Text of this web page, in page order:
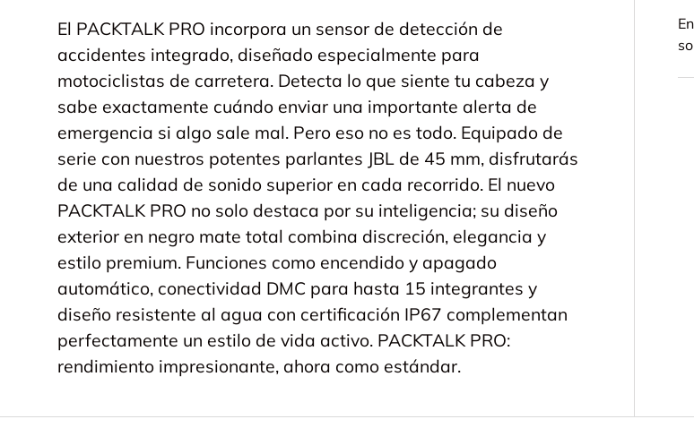
El PACKTALK PRO incorpora un sensor de detección de
accidentes integrado, diseñado especialmente para
motociclistas de carretera. Detecta lo que siente tu cabeza y
sabe exactamente cuándo enviar una importante alerta de
emergencia si algo sale mal. Pero eso no es todo. Equipado de
serie con nuestros potentes parlantes JBL de 45 mm, disfrutarás
de una calidad de sonido superior en cada recorrido. El nuevo
PACKTALK PRO no solo destaca por su inteligencia; su diseño
exterior en negro mate total combina discreción, elegancia y
estilo premium. Funciones como encendido y apagado
automático, conectividad DMC para hasta 15 integrantes y
diseño resistente al agua con certificación IP67 complementan
perfectamente un estilo de vida activo. PACKTALK PRO:
rendimiento impresionante, ahora como estándar.